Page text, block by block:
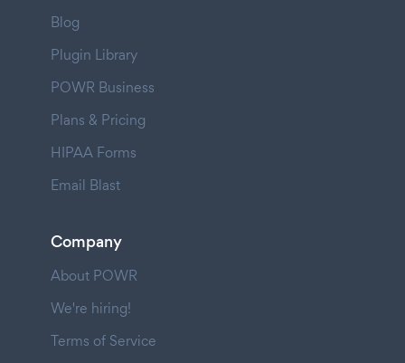
Blog
Plugin Library
POWR Business
Plans & Pricing
HIPAA Forms
Email Blast
Company
About POWR
We're hiring!
Terms of Service